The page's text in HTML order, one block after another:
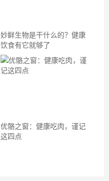
妙鲜生物是干什么的？健康
饮食有它就够了
优骼之窗：健康吃肉，谨记
这四点